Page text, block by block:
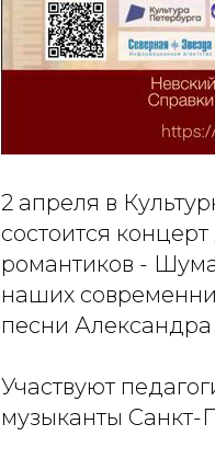
2 апреля в
состоится
романтиков -
наших
песни
Участвуют
музыканты Санкт-